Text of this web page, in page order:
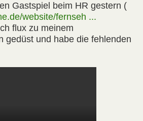
Gastspiel beim HR gestern (
website/fernseh ...
flux zu meinem
gedüst und habe die fehlenden